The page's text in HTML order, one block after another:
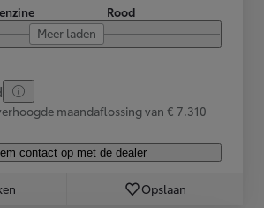
Rood
Meer laden
maandaflossing van € 7.310
contact op met de dealer
Opslaan